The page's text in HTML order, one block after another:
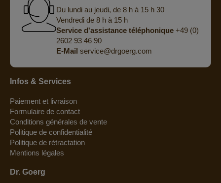
Du lundi au jeudi, de 8 h à 15 h 30
Vendredi de 8 h à 15 h
Service d'assistance téléphonique+49 (0)
2602 93 46 90
E-Mail service@drgoerg.com
Infos & Services
Paiement et livraison
Formulaire de contact
Conditions générales de vente
Politique de confidentialité
Politique de rétractation
Mentions légales
Dr. Goerg